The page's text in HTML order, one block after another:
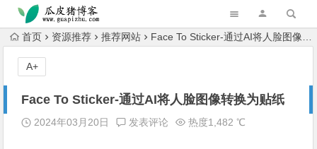
跳转到主内容
首页 资源推荐 推荐网站 Face To Sticker-通过AI将人脸图像转换为贴纸
Face To Sticker-通过AI将人脸图像转换为贴纸
2024年03月20日 发表评论 热度1,482 ℃
A+